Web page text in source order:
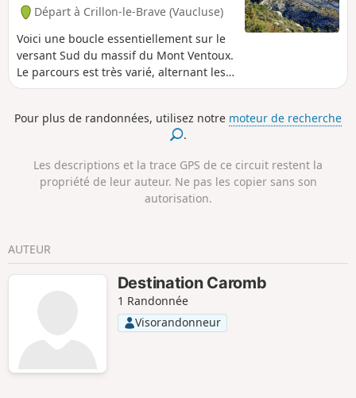
Départ à Crillon-le-Brave (Vaucluse)
Voici une boucle essentiellement sur le
versant Sud du massif du Mont Ventoux.
Le parcours est très varié, alternant les
montées et les descentes, avec une
Certains passages sont exigeants sans
Pour plus de randonnées, utilisez notre moteur de recherche
.
Les descriptions et la trace GPS de ce circuit restent la
propriété de leur auteur. Ne pas les copier sans son
autorisation.
AUTEUR
Destination Caromb
1 Randonnée
Visorandonneur